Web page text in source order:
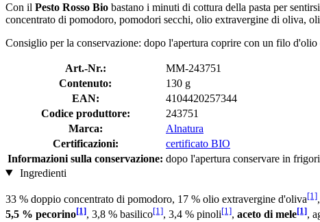
Con il Pesto Rosso Bio bastano i minuti di cottura della pasta per
concentrato di pomodoro, pomodori secchi, olio extravergine di oliva,
Consiglio per la conservazione: dopo l'apertura coprire con un filo
Art.-Nr.:
MM-243751
Contenuto:
130 g
EAN:
4104420257344
Codice produttore:
243751
Marca:
Alnatura
Certificazioni:
certificato BIO
Informazioni sulla conservazione: dopo l'apertura conservare in
Ingredienti
33 % doppio concentrato di pomodoro, 17 % olio extravergine d'oliva[1]
5,5 % pecorino[1], 3,8 % basilico[1], 3,4 % pinoli[1], aceto di mele[1],